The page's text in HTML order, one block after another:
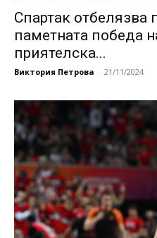
Спартак отбелязва
паметната победа
приятелска...
Виктория Петрова - 21/11/2024